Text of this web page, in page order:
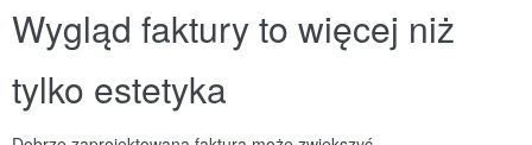
Wygląd faktury to więcej niż
tylko estetyka